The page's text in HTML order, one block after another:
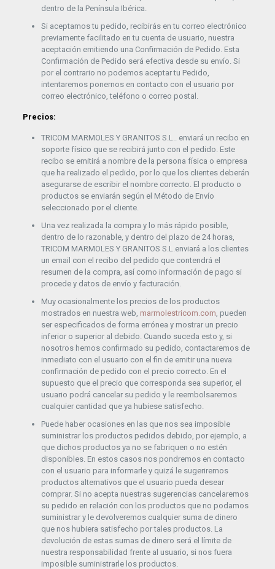
dentro de la Península Ibérica.
Si aceptamos tu pedido, recibirás en tu correo electrónico
previamente facilitado en tu cuenta de usuario, nuestra
aceptación emitiendo una Confirmación de Pedido. Esta
Confirmación de Pedido será efectiva desde su envío. Si
por el contrario no podemos aceptar tu Pedido,
intentaremos ponernos en contacto con el usuario por
correo electrónico, teléfono o correo postal.
Precios:
TRICOM MARMOLES Y GRANITOS S.L.. enviará un recibo en
soporte físico que se recibirá junto con el pedido. Este
recibo se emitirá a nombre de la persona física o empresa
que ha realizado el pedido, por lo que los clientes deberán
asegurarse de escribir el nombre correcto. El producto o
productos se enviarán según el Método de Envío
seleccionado por el cliente.
Una vez realizada la compra y lo más rápido posible,
dentro de lo razonable, y dentro del plazo de 24 horas,
TRICOM MARMOLES Y GRANITOS S.L.enviará a los clientes
un email con el recibo del pedido que contendrá el
resumen de la compra, así como información de pago si
procede y datos de envío y facturación.
Muy ocasionalmente los precios de los productos
mostrados en nuestra web, marmolestricom.com, pueden
ser especificados de forma errónea y mostrar un precio
inferior o superior al debido. Cuando suceda esto y, si
nosotros hemos confirmado su pedido, contactaremos de
inmediato con el usuario con el fin de emitir una nueva
confirmación de pedido con el precio correcto. En el
supuesto que el precio que corresponda sea superior, el
usuario podrá cancelar su pedido y le reembolsaremos
cualquier cantidad que ya hubiese satisfecho.
Puede haber ocasiones en las que nos sea imposible
suministrar los productos pedidos debido, por ejemplo, a
que dichos productos ya no se fabriquen o no estén
disponibles. En estos casos nos pondremos en contacto
con el usuario para informarle y quizá le sugeriremos
productos alternativos que el usuario pueda desear
comprar. Si no acepta nuestras sugerencias cancelaremos
su pedido en relación con los productos que no podamos
suministrar y le devolveremos cualquier suma de dinero
que nos hubiera satisfecho por tales productos. La
devolución de estas sumas de dinero será el límite de
nuestra responsabilidad frente al usuario, si nos fuera
imposible suministrarle los productos.